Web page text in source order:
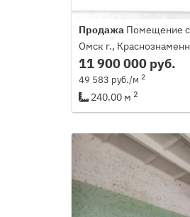
Продажа Помещение
Омск г.,
11 900 000 руб.
49 583 руб./м 2
240.00 м 2